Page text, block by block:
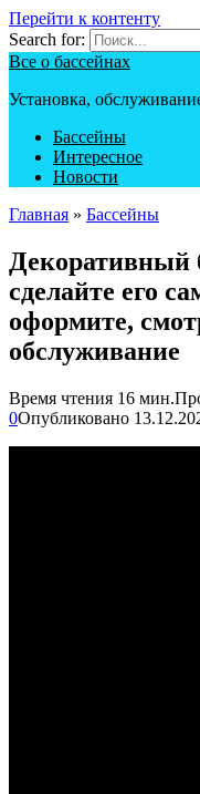
Перейти к контенту
Search for:
Все о бассейнах
Установка,
Бассейны
Интересное
Новости
Главная » Бассейны
Декоративный
сделайте его
оформите,
обслуживание
Время чтения 16 мин.
0Опубликовано